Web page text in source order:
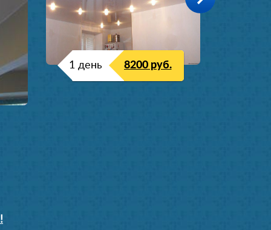
1 день 8200 руб.